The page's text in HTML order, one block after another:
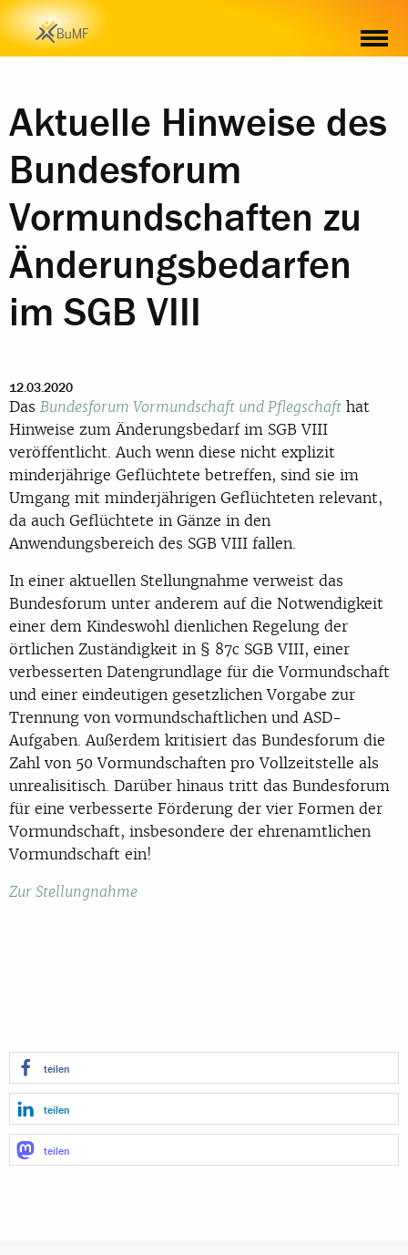
Aktuelle Hinweise des
Bundesforum
Vormundschaften zu
Änderungsbedarfen
im SGB VIII
12.03.2020
Das Bundesforum Vormundschaft und Pflegschaft hat
Hinweise zum Änderungsbedarf im SGB VIII
veröffentlicht. Auch wenn diese nicht explizit
minderjährige Geflüchtete betreffen, sind sie im
Umgang mit minderjährigen Geflüchteten relevant,
da auch Geflüchtete in Gänze in den
Anwendungsbereich des SGB VIII fallen.
In einer aktuellen Stellungnahme verweist das
Bundesforum unter anderem auf die Notwendigkeit
einer dem Kindeswohl dienlichen Regelung der
örtlichen Zuständigkeit in § 87c SGB VIII, einer
verbesserten Datengrundlage für die Vormundschaft
und einer eindeutigen gesetzlichen Vorgabe zur
Trennung von vormundschaftlichen und ASD-
Aufgaben. Außerdem kritisiert das Bundesforum die
Zahl von 50 Vormundschaften pro Vollzeitstelle als
unrealisitisch. Darüber hinaus tritt das Bundesforum
für eine verbesserte Förderung der vier Formen der
Vormundschaft, insbesondere der ehrenamtlichen
Vormundschaft ein!
Zur Stellungnahme
teilen
teilen
teilen